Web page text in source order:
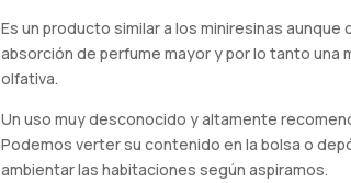
Es un producto similar a los miniresinas aunque
absorción de perfume mayor y por lo tanto una
olfativa.
Un uso muy desconocido y altamente
Podemos verter su contenido en la bolsa o
ambientar las habitaciones según aspiramos.